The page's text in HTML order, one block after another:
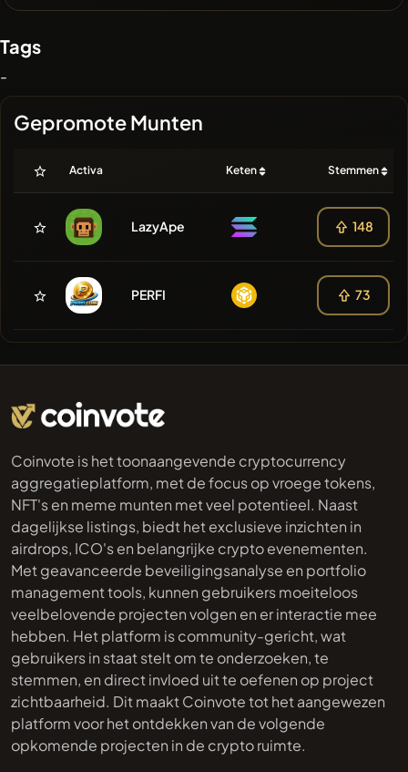
Tags
-
Gepromote Munten
Activa Keten Stemmen
LazyApe 148
PERFI 73
Coinvote is het toonaangevende cryptocurrency
aggregatieplatform, met de focus op vroege tokens,
NFT's en meme munten met veel potentieel. Naast
dagelijkse listings, biedt het exclusieve inzichten in
airdrops, ICO's en belangrijke crypto evenementen.
Met geavanceerde beveiligingsanalyse en portfolio
management tools, kunnen gebruikers moeiteloos
veelbelovende projecten volgen en er interactie mee
hebben. Het platform is community-gericht, wat
gebruikers in staat stelt om te onderzoeken, te
stemmen, en direct invloed uit te oefenen op project
zichtbaarheid. Dit maakt Coinvote tot het aangewezen
platform voor het ontdekken van de volgende
opkomende projecten in de crypto ruimte.